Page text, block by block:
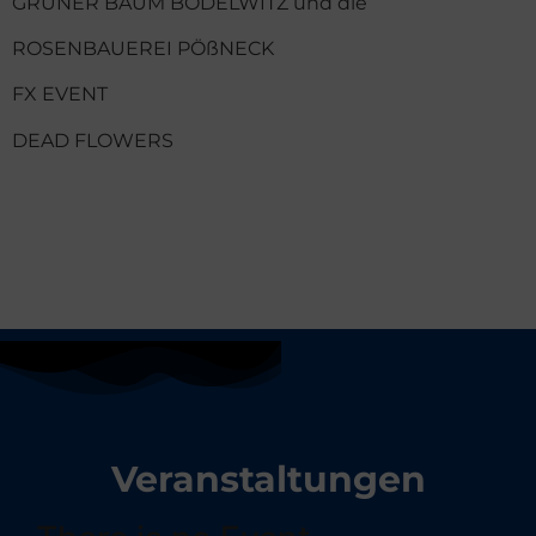
ROSENBAUEREI PÖßNECK
FX EVENT
DEAD FLOWERS
Veranstaltungen